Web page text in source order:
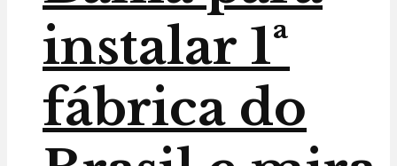
instalar 1ª
fábrica do